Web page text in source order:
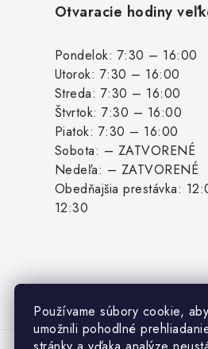
Používame súbory cookie,
umožnili pohodlné
Otvaracie hodiny
Pondelok: 7:30 – 16:00
Utorok: 7:30 – 16:00
Streda: 7:30 – 16:00
Štvrtok: 7:30 – 16:00
Piatok: 7:30 – 16:00
Sobota: – ZATVORENÉ
Nedeľa: – ZATVORENÉ
Obedňajšia prestávka:
12:30